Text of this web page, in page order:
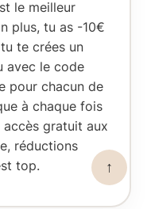
le meilleur
plus, tu as -10€
te crées un
avec le code
pour chacun de
à chaque fois
accès gratuit aux
réductions
top.
↑